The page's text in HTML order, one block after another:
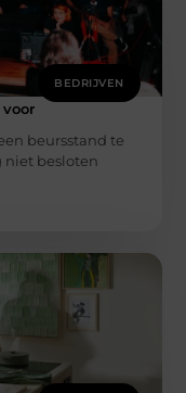
BEDRIJVEN
beursstand te
niet besloten